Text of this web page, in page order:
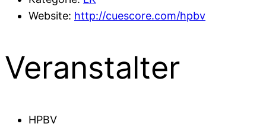
Website: http://cuescore.com/hpbv
Veranstalter
HPBV